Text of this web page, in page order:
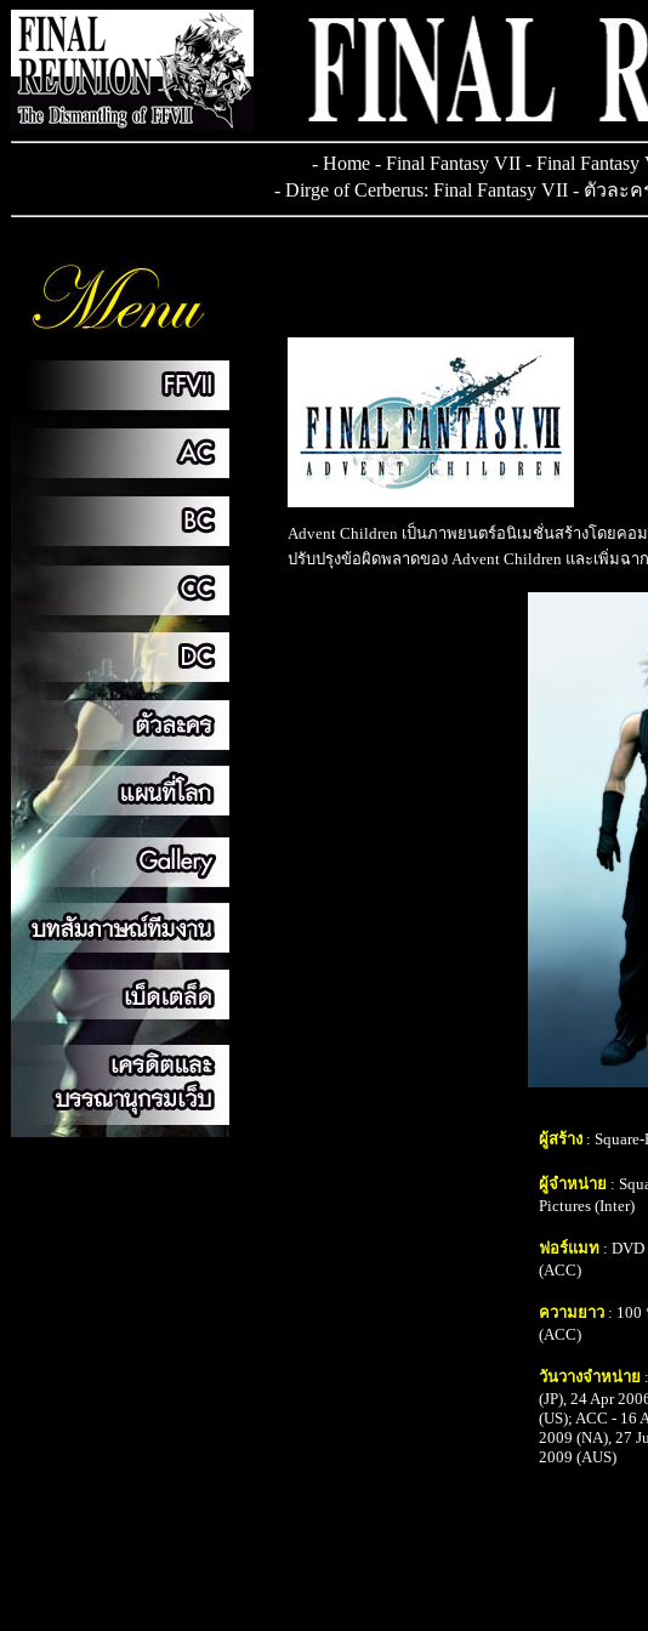
- Home- Final Fantasy VII- Final
- Dirge of Cerberus: Final Fantasy VII - ตัวละค
Advent Children เป็นภาพยนตร์อนิเมชั่นสร้างโดยคอ
ปรับปรุงข้อผิดพลาดของ Advent Children และเพิ่ม
ผู้สร้าง :
ผู้จำหน่าย :
Pictures (Inter)
ฟอร์แมท : DVD
(ACC)
ความยาว : 100
(ACC)
วันวางจำหน่าย
(JP), 24 Apr
(US); ACC - 16
2009 (NA), 27
2009 (AUS)